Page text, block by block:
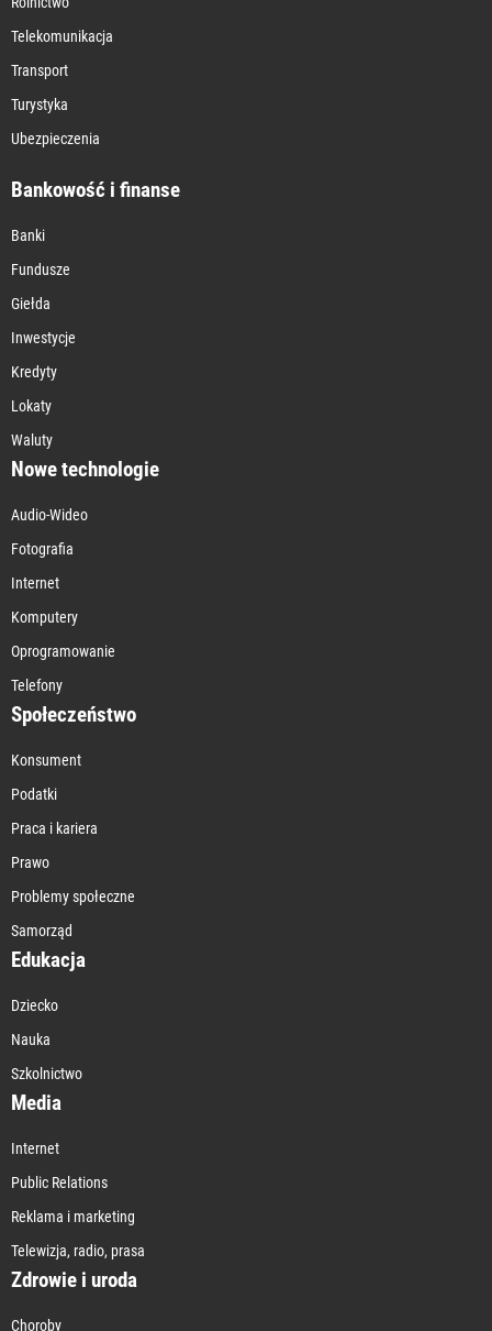
Telekomunikacja
Transport
Turystyka
Ubezpieczenia
Bankowość i finanse
Banki
Fundusze
Giełda
Inwestycje
Kredyty
Lokaty
Waluty
Nowe technologie
Audio-Wideo
Fotografia
Internet
Komputery
Oprogramowanie
Telefony
Społeczeństwo
Konsument
Podatki
Praca i kariera
Prawo
Problemy społeczne
Samorząd
Edukacja
Dziecko
Nauka
Szkolnictwo
Media
Internet
Public Relations
Reklama i marketing
Telewizja, radio, prasa
Zdrowie i uroda
Choroby